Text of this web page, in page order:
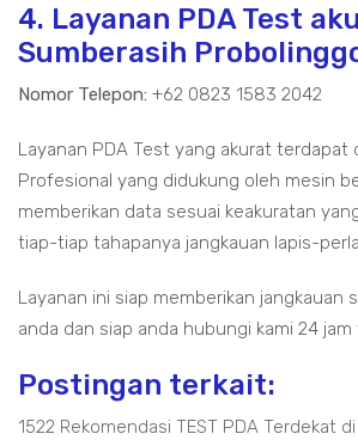
4. Layanan PDA Test
Sumberasih
Nomor Telepon: +62 0823 1583 2042
Layanan PDA Test yang akurat terdapat
Profesional yang didukung oleh mesin
memberikan data sesuai keakuratan
tiap-tiap tahapanya jangkauan lapis-
Layanan ini siap memberikan jangkauan
anda dan siap anda hubungi kami 24 jam
Postingan terkait:
1522 Rekomendasi TEST PDA Terdekat